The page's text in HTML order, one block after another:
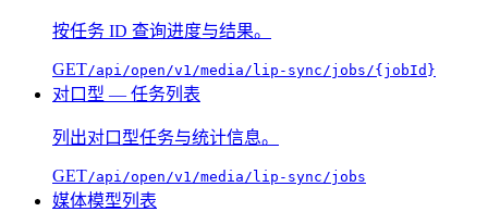
按任务 ID 查询进度与结果。
GET/api/open/v1/media/lip-sync/jobs/{jobId}
对口型 — 任务列表
列出对口型任务与统计信息。
GET/api/open/v1/media/lip-sync/jobs
媒体模型列表